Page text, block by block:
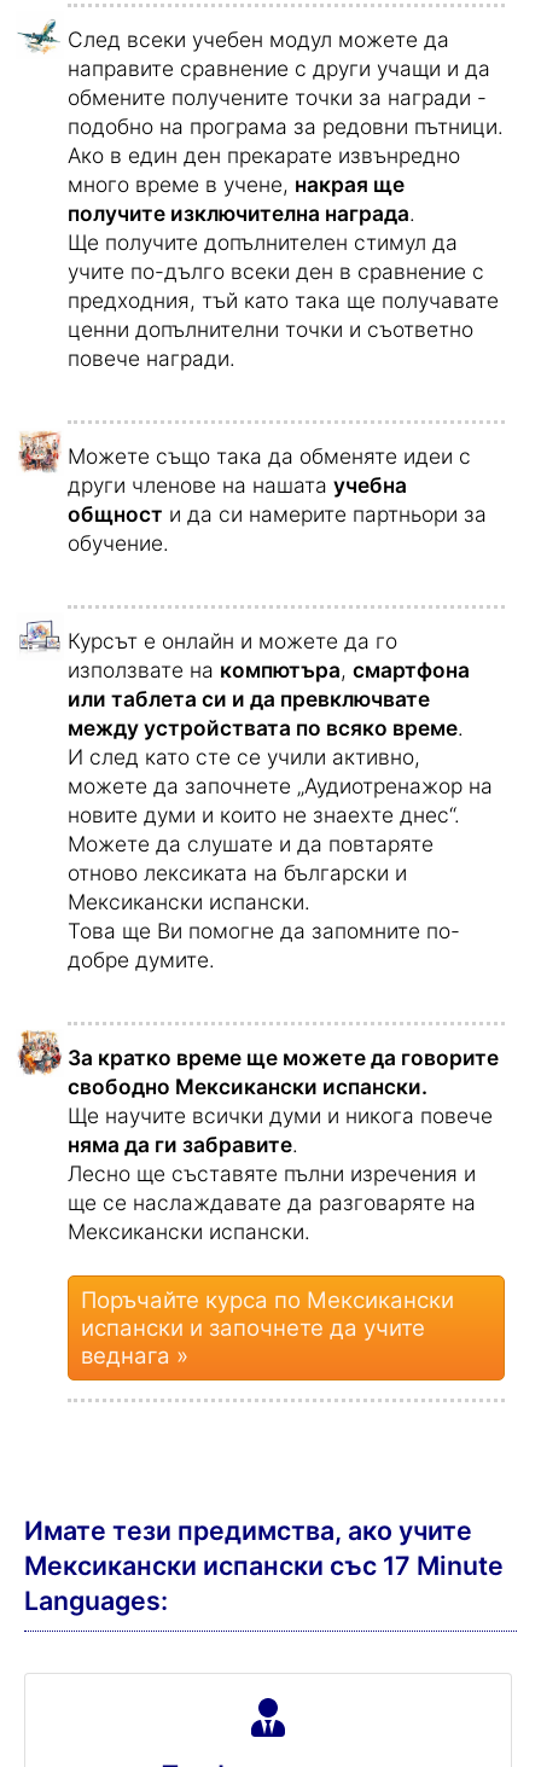
възнаграждение.
След всеки учебен модул можете да
направите сравнение с други учащи и да
обмените получените точки за награди -
подобно на програма за редовни пътници.
Ако в един ден прекарате извънредно
много време в учене, накрая ще
получите изключителна награда.
Ще получите допълнителен стимул да
учите по-дълго всеки ден в сравнение с
повече награди.
Можете също така да обменяте идеи с
обучение.
Курсът е онлайн и можете да го
използвате накомпютъра,смартфона
или таблета си и да превключвате
между устройствата по всяко време
И след като сте се учили активно,
можете да започнете „Аудиотренажор на
новите думи и които не знаехте днес“.
Можете да слушате и да повтаряте
отново лексиката на български и
добре думите.
За кратко време ще можете да говорите
свободно Мексикански испански.
Ще научите всички думи и никога повече
Лесно ще съставяте пълни изречения и
ще се наслаждавате да разговаряте на
Мексикански испански.
Поръчайте курса по Мексикански
Имате тези предимства, ако учите
Мексикански испански със 17 Minute